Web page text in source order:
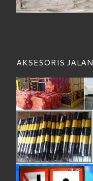
AKSESORIS JALAN